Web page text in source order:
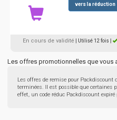
vers la réduction
En cours de validité | Utilisé 12 fois
Les offres promotionnelles que vous
Les offres de remise pour
terminées. Il est possible que certaines
effet, un code réduc Packdiscount